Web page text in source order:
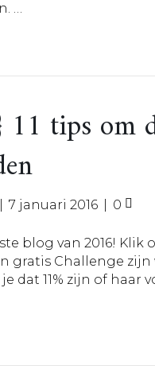
…
tips om
7 januari 2016 0
blog van 2016! Klik
gratis Challenge
dat 11% zijn of